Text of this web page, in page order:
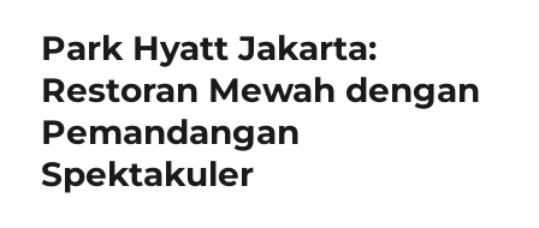
Park Hyatt Jakarta:
Restoran Mewah dengan
Pemandangan
Spektakuler